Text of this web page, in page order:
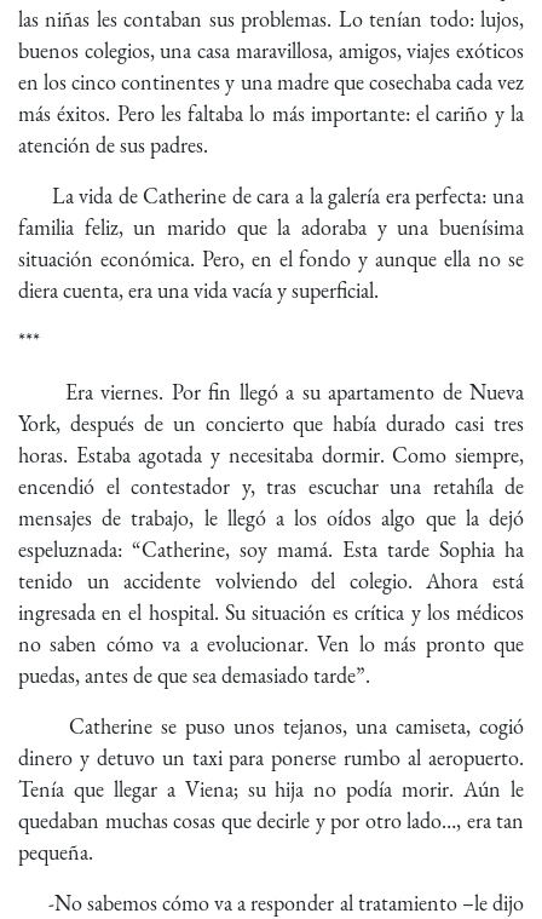
las niñas les contaban sus problemas. Lo tenían todo: lujos,
buenos colegios, una casa maravillosa, amigos, viajes exóticos
en los cinco continentes y una madre que cosechaba cada vez
más éxitos. Pero les faltaba lo más importante: el cariño y la
atención de sus padres.
La vida de Catherine de cara a la galería era perfecta: una
familia feliz, un marido que la adoraba y una buenísima
situación económica. Pero, en el fondo y aunque ella no se
diera cuenta, era una vida vacía y superficial.
***
Era viernes. Por fin llegó a su apartamento de Nueva
York, después de un concierto que había durado casi tres
horas. Estaba agotada y necesitaba dormir. Como siempre,
encendió el contestador y, tras escuchar una retahíla de
mensajes de trabajo, le llegó a los oídos algo que la dejó
espeluznada: “Catherine, soy mamá. Esta tarde Sophia ha
tenido un accidente volviendo del colegio. Ahora está
ingresada en el hospital. Su situación es crítica y los médicos
no saben cómo va a evolucionar. Ven lo más pronto que
puedas, antes de que sea demasiado tarde”.
Catherine se puso unos tejanos, una camiseta, cogió
dinero y detuvo un taxi para ponerse rumbo al aeropuerto.
Tenía que llegar a Viena; su hija no podía morir. Aún le
quedaban muchas cosas que decirle y por otro lado…, era tan
pequeña.
-No sabemos cómo va a responder al tratamiento –le dijo